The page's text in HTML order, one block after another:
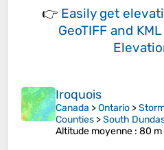
👉 Easily get
GeoTIFF and
Iroquois
Canada >Ontario >
Counties >South
Altitude moyenne : 80 m